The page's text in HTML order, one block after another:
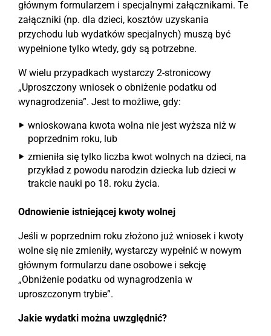
głównym formularzem i specjalnymi załącznikami. Te
załączniki (np. dla dzieci, kosztów uzyskania
przychodu lub wydatków specjalnych) muszą być
wypełnione tylko wtedy, gdy są potrzebne.
W wielu przypadkach wystarczy 2-stronicowy
„Uproszczony wniosek o obniżenie podatku od
wynagrodzenia”. Jest to możliwe, gdy:
wnioskowana kwota wolna nie jest wyższa niż w
poprzednim roku, lub
zmieniła się tylko liczba kwot wolnych na dzieci, na
przykład z powodu narodzin dziecka lub dzieci w
trakcie nauki po 18. roku życia.
Odnowienie istniejącej kwoty wolnej
Jeśli w poprzednim roku złożono już wniosek i kwoty
wolne się nie zmieniły, wystarczy wypełnić w nowym
głównym formularzu dane osobowe i sekcję
„Obniżenie podatku od wynagrodzenia w
uproszczonym trybie”.
Jakie wydatki można uwzględnić?